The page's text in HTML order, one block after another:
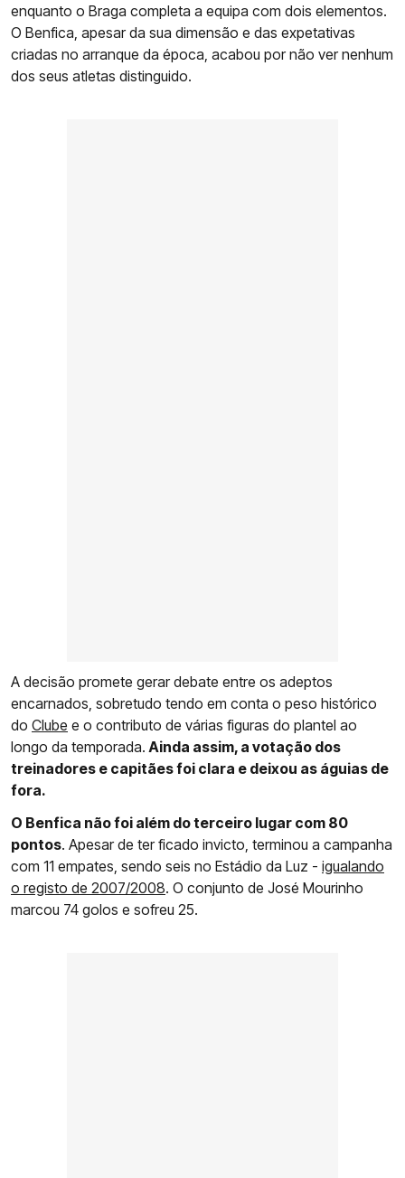
enquanto o Braga completa a equipa com dois elementos.
O Benfica, apesar da sua dimensão e das expetativas
criadas no arranque da época, acabou por não ver nenhum
dos seus atletas distinguido.
A decisão promete gerar debate entre os adeptos
encarnados, sobretudo tendo em conta o peso histórico
do Clube e o contributo de várias figuras do plantel ao
longo da temporada. Ainda assim, a votação dos
treinadores e capitães foi clara e deixou as águias de
fora.
O Benfica não foi além do terceiro lugar com 80
pontos. Apesar de ter ficado invicto, terminou a campanha
com 11 empates, sendo seis no Estádio da Luz - igualando
o registo de 2007/2008. O conjunto de José Mourinho
marcou 74 golos e sofreu 25.